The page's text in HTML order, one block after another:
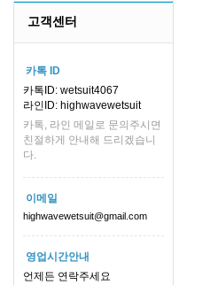
고객센터
카톡 ID
카톡ID: wetsuit4067
라인ID: highwavewetsuit
카톡, 라인 메일로 문의주시면
친절하게 안내해 드리겠습니
다.
이메일
highwavewetsuit@gmail.com
영업시간안내
언제든 연락주세요